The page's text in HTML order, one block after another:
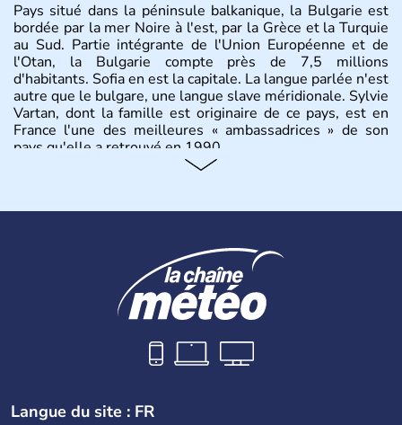
Pays situé dans la péninsule balkanique, la Bulgarie est
bordée par la mer Noire à l'est, par la Grèce et la Turquie
au Sud. Partie intégrante de l'Union Européenne et de
l'Otan, la Bulgarie compte près de 7,5 millions
d'habitants. Sofia en est la capitale. La langue parlée n'est
autre que le bulgare, une langue slave méridionale. Sylvie
Vartan, dont la famille est originaire de ce pays, est en
France l'une des meilleures « ambassadrices » de son
pays qu'elle a retrouvé en 1990.
Pays situé dans la péninsule balkanique, laBulgarieest
au Sud. Très puissant au Moyen-Âge, c’est aujourd’hui
une république parlementaire démocratique. La principale
caractéristique de la
Bulgarieest sa division en bandes de
montagnes et de plaines orientées est-ouest.
Langue du site : FR